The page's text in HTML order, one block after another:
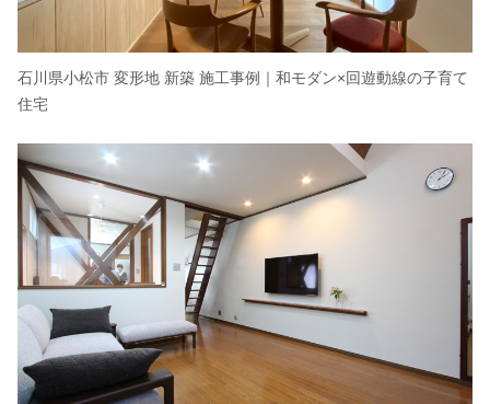
石川県小松市 変形地 新築 施工事例｜和モダン×回遊動線の子育て
住宅